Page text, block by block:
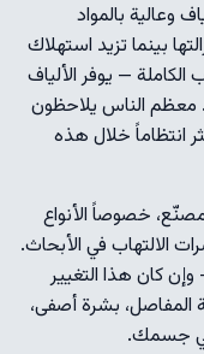
وعالية بالمواد
بينما تزيد استهلاك
الكاملة — يوفر الألياف
معظم الناس يلاحظون
انتظاماً خلال هذه
خصوصاً الأنواع
الالتهاب في الأبحاث.
كان هذا التغيير
بشرة أصفى،
في جسمك.